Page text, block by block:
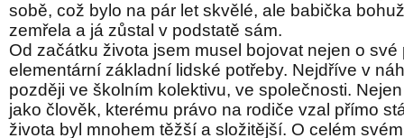
sobě, což bylo na pár let skvělé, ale babička
zemřela a já zůstal v podstatě sám.
Od začátku života jsem musel bojovat nejen o
elementární základní lidské potřeby. Nejdříve v
později ve školním kolektivu, ve společnosti.
jako člověk, kterému právo na rodiče vzal přímo
života byl mnohem těžší a složitější. O celém